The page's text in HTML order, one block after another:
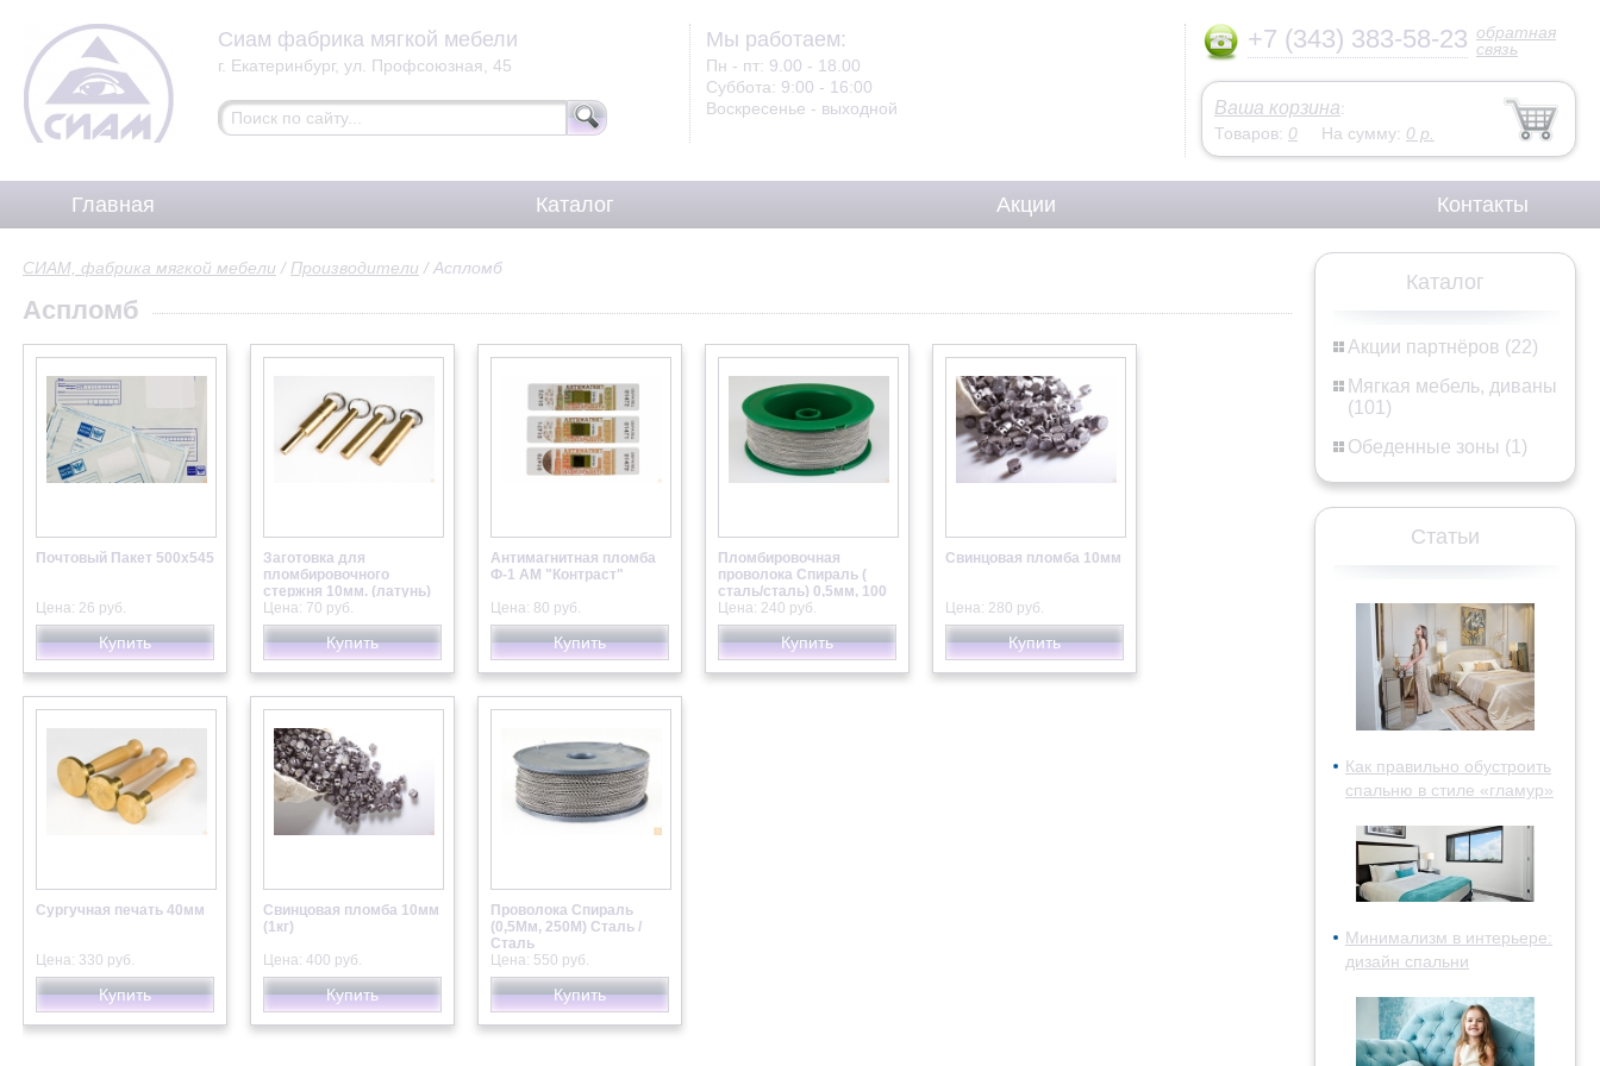
Сиам фабрика мягкой мебели
г. Екатеринбург, ул. Профсоюзная, 45
Мы работаем:
Пн - пт: 9.00 - 18.00
Суббота: 9:00 - 16:00
Воскресенье - выходной
+7 (343) 383-58-23 обратная
связь
Ваша корзина:
Товаров: 0 На сумму: 0 р.
Главная Каталог Акции Контакты
Каталог
Акции партнёров (22)
Мягкая мебель, диваны
(101)
Обеденные зоны (1)
Статьи
Как правильно обустроить
спальню в стиле «гламур»
Минимализм в интерьере:
дизайн спальни
СИАМ, фабрика мягкой мебели / Производители /Аспломб
Аспломб
Почтовый Пакет 500х545
Цена: 26 руб.
Купить
Заготовка для
пломбировочного
стержня 10мм. (латунь)
Цена: 70 руб.
Купить
Антимагнитная пломба
Ф-1 АМ "Контраст"
Цена: 80 руб.
Купить
Пломбировочная
проволока Спираль (
сталь/сталь) 0,5мм, 100
м
Цена: 240 руб.
Купить
Свинцовая пломба 10мм
Цена: 280 руб.
Купить
Сургучная печать 40мм
Цена: 330 руб.
Купить
Свинцовая пломба 10мм
(1кг)
Цена: 400 руб.
Купить
Проволока Спираль
(0,5Мм, 250М) Сталь /
Сталь
Цена: 550 руб.
Купить